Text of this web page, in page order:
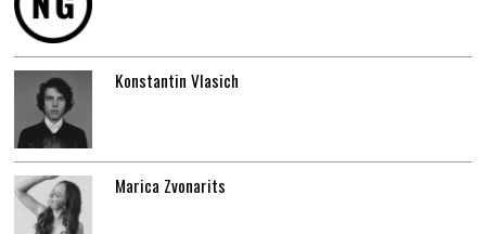
Konstantin Vlasich
Marica Zvonarits